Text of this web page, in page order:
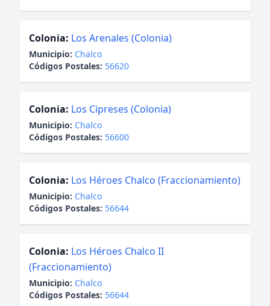
Colonia: Los Arenales (Colonia)
Municipio: Chalco
Códigos Postales: 56620
Colonia: Los Cipreses (Colonia)
Municipio: Chalco
Códigos Postales: 56600
Colonia: Los Héroes Chalco (Fraccionamiento)
Municipio: Chalco
Códigos Postales: 56644
Colonia: Los Héroes Chalco II
(Fraccionamiento)
Municipio: Chalco
Códigos Postales: 56644